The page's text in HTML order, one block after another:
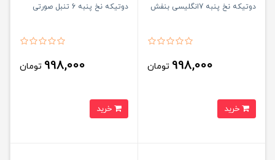
دوتیکه نخ پنبه 7انگلیسی بنفش
998,000 تومان
دوتیکه نخ پنبه 6 تنبل صورتی
998,000 تومان